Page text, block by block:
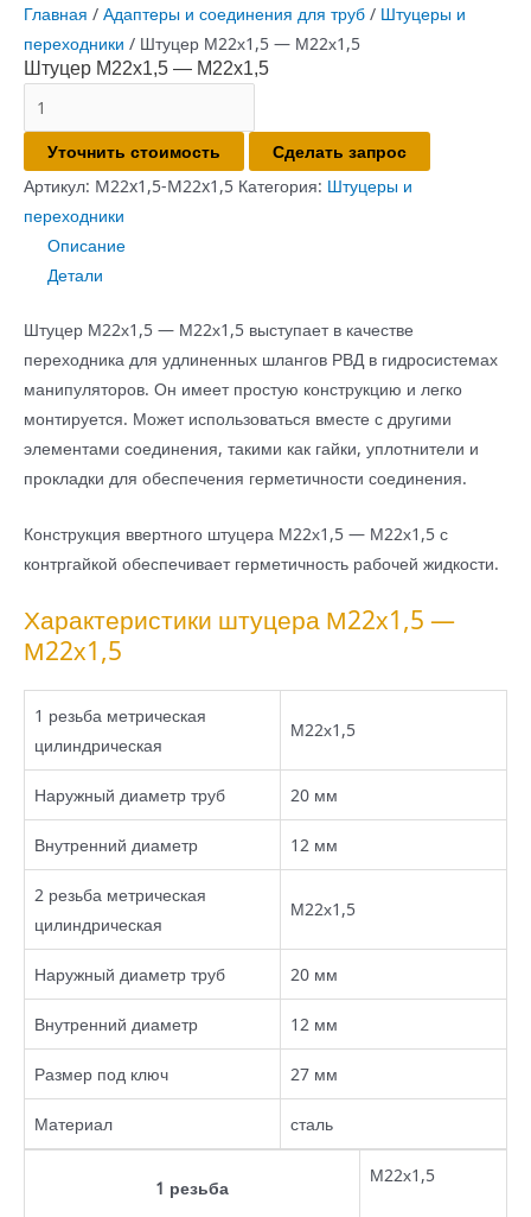
Главная / Адаптеры и соединения для труб / Штуцеры и
переходники / Штуцер М22х1,5 — М22х1,5
Штуцер М22х1,5 — М22х1,5
Количество
товара
Штуцер
М22х1,5
-
М22х1,5
Уточнить стоимость
Сделать запрос
Артикул: M22x1,5-M22x1,5 Категория: Штуцеры и
переходники
Описание
Детали
Штуцер М22х1,5 — М22х1,5 выступает в качестве
переходника для удлиненных шлангов РВД в гидросистемах
манипуляторов. Он имеет простую конструкцию и легко
монтируется. Может использоваться вместе с другими
элементами соединения, такими как гайки, уплотнители и
прокладки для обеспечения герметичности соединения.
Конструкция ввертного штуцера М22х1,5 — М22х1,5 с
контргайкой обеспечивает герметичность рабочей жидкости.
Характеристики штуцера М22х1,5 —
М22х1,5
1 резьба метрическая
цилиндрическая
М22х1,5
Наружный диаметр труб 20 мм
Внутренний диаметр 12 мм
2 резьба метрическая
цилиндрическая
М22х1,5
Наружный диаметр труб 20 мм
Внутренний диаметр 12 мм
Размер под ключ 27 мм
Материал сталь
1 резьба
М22х1,5